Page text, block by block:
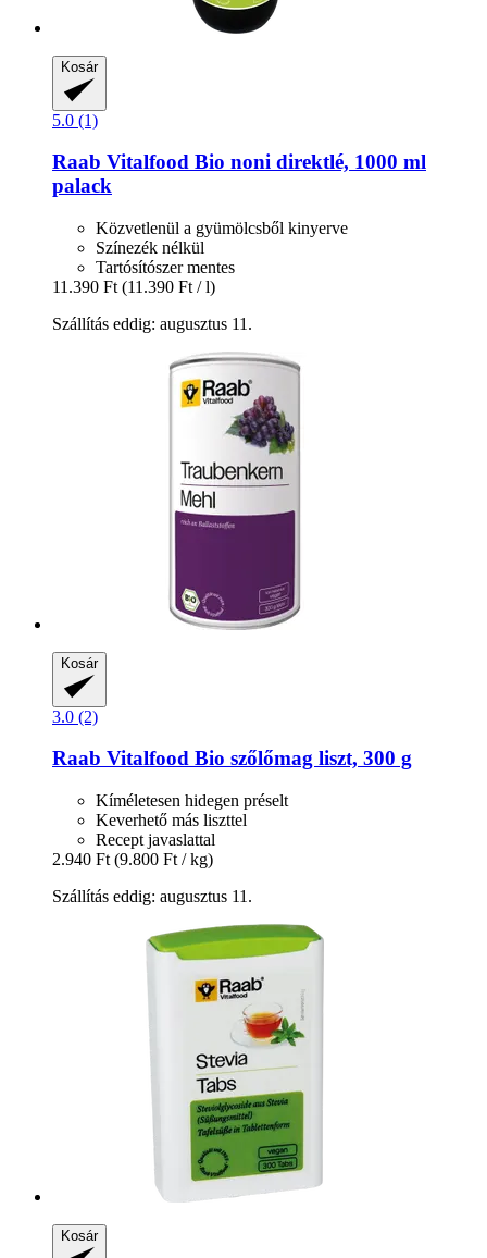
Kosár
5.0 (1)
Raab Vitalfood Bio noni direktlé, 1000 ml
palack
Közvetlenül a gyümölcsből kinyerve
Színezék nélkül
Tartósítószer mentes
11.390 Ft (11.390 Ft / l)
Szállítás eddig: augusztus 11.
Kosár
3.0 (2)
Raab Vitalfood Bio szőlőmag liszt, 300 g
Kíméletesen hidegen préselt
Keverhető más liszttel
Recept javaslattal
2.940 Ft (9.800 Ft / kg)
Szállítás eddig: augusztus 11.
Kosár